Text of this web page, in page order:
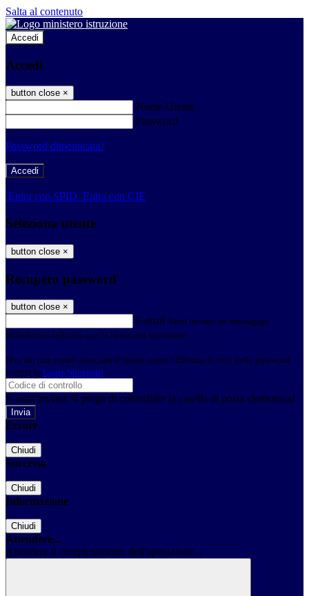
Salta al contenuto
Accedi
Accedi
button close ×
Nome Utente
Password
Password dimenticata?
-
Entra con SPID Entra con CIE
Seleziona utente
button close ×
Recupero password
button close ×
E-mail Verrà inviato un messaggio
all'indirizzo indicato con le istruzioni necessarie.
Non hai una e-mail associata al nome utente? Effettua il reset della password
tramite la Login Spaggiari
E-mail inviata, si prega di controllare la casella di posta elettronica!
Errore
Chiudi
Successo
Chiudi
Informazione
Chiudi
Attendere...
Attendere il completamento dell'operazione...